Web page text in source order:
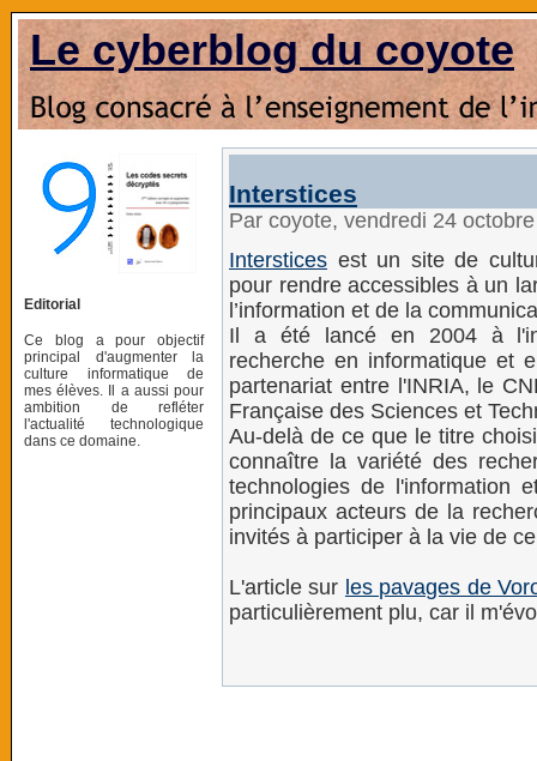
Le cyberblog du coyote
Editorial
Ce blog a pour objectif
principal d'augmenter la
culture informatique de
mes élèves. Il a aussi pour
ambition de refléter
l'actualité technologique
dans ce domaine.
Interstices
Par coyote, vendredi 24
Interstices est un site de
pour rendre accessibles à un
l’information et de la
Il a été lancé en 2004 à
recherche en informatique et
partenariat entre l'INRIA, le
Française des Sciences et
Au-delà de ce que le titre
connaître la variété des
technologies de l'information
principaux acteurs de la
invités à participer à la vie de
L'article sur les pavages de
particulièrement plu, car il